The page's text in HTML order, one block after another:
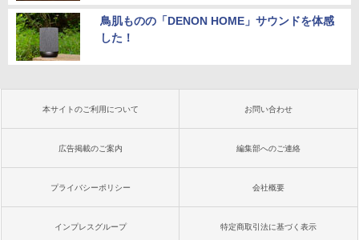
鳥肌ものの「DENON HOME」サウンドを体感
した！
本サイトのご利用について お問い合わせ
広告掲載のご案内 編集部へのご連絡
プライバシーポリシー 会社概要
インプレスグループ 特定商取引法に基づく表示